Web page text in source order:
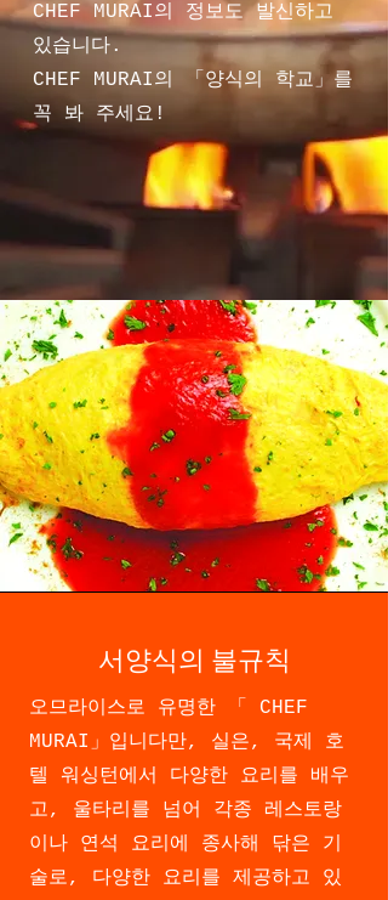
CHEF MURAI의 정보도 발신하고
있습니다.
CHEF MURAI의 「양식의 학교」를
꼭 봐 주세요!
서양식의 불규칙
오므라이스로 유명한 「
CHEF
MURAI」입니다만, 실은, 국제 호
텔 워싱턴에서 다양한 요리를 배우
고, 울타리를 넘어 각종 레스토랑
이나 연석 요리에 종사해 닦은 기
술로, 다양한 요리를 제공하고 있